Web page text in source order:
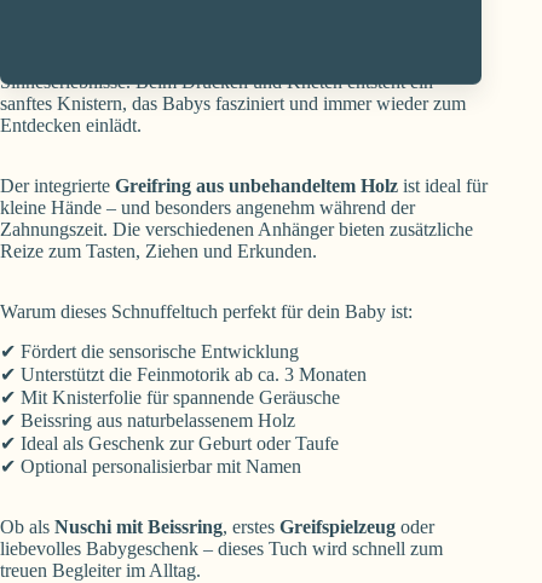
Sinneserlebnisse. Beim Drücken und Kneten entsteht ein
sanftes Knistern, das Babys fasziniert und immer wieder zum
Entdecken einlädt.
Der integrierte Greifring aus unbehandeltem Holz ist ideal für
kleine Hände – und besonders angenehm während der
Zahnungszeit. Die verschiedenen Anhänger bieten zusätzliche
Reize zum Tasten, Ziehen und Erkunden.
Warum dieses Schnuffeltuch perfekt für dein Baby ist:
✔ Fördert die sensorische Entwicklung
✔ Unterstützt die Feinmotorik ab ca. 3 Monaten
✔ Mit Knisterfolie für spannende Geräusche
✔ Beissring aus naturbelassenem Holz
✔ Ideal als Geschenk zur Geburt oder Taufe
✔ Optional personalisierbar mit Namen
Ob als Nuschi mit Beissring, erstes Greifspielzeug oder
liebevolles Babygeschenk – dieses Tuch wird schnell zum
treuen Begleiter im Alltag.